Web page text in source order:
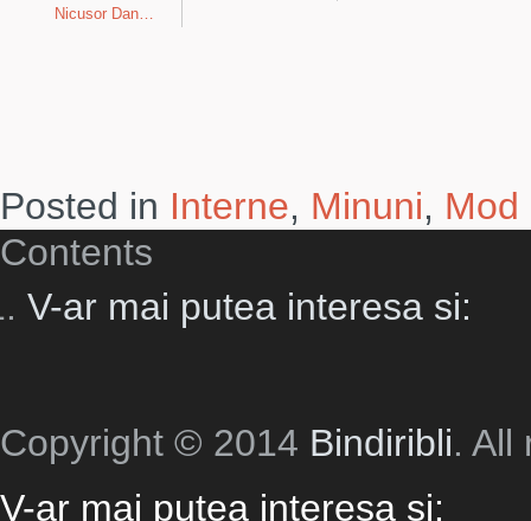
Nicusor Dan…
Posted in Interne, Minuni, Mod
Contents
V-ar mai putea interesa si:
Copyright © 2014 Bindiribli. All
V-ar mai putea interesa si: